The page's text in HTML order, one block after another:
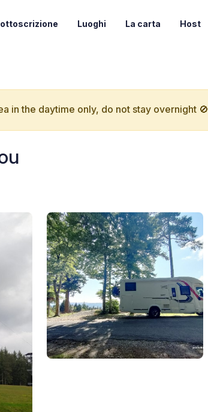
Luoghi La carta Host
in the daytime only, do not stay overnight 🚫